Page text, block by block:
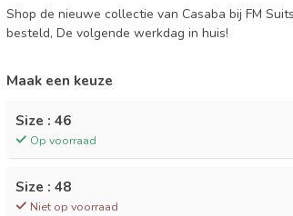
Shop de nieuwe collectie van Casaba bij FM
besteld, De volgende werkdag in huis!
Maak een keuze
Size : 46
Op voorraad
Size : 48
Niet op voorraad